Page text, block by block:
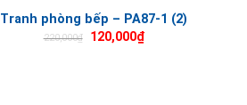
Tranh phòng bếp – PA87-1 (2)
220,000₫ 120,000₫